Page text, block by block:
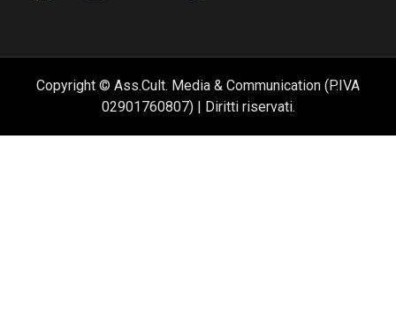
Copyright © Ass.Cult. Media & Communication (P.IVA
02901760807) | Diritti riservati.